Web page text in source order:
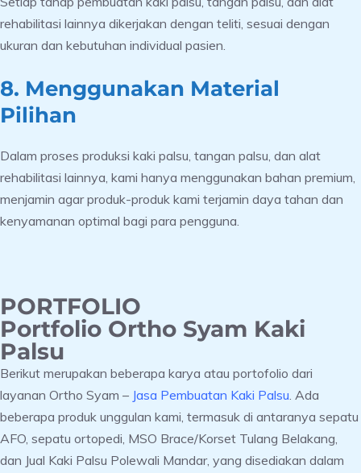
rehabilitasi lainnya dikerjakan dengan teliti, sesuai dengan
ukuran dan kebutuhan individual pasien.
8. Menggunakan Material
Pilihan
Dalam proses produksi kaki palsu, tangan palsu, dan alat
rehabilitasi lainnya, kami hanya menggunakan bahan premium,
menjamin agar produk-produk kami terjamin daya tahan dan
kenyamanan optimal bagi para pengguna.
PORTFOLIO
Portfolio Ortho Syam Kaki
Palsu
Berikut merupakan beberapa karya atau portofolio dari
layanan Ortho Syam – Jasa Pembuatan Kaki Palsu. Ada
beberapa produk unggulan kami, termasuk di antaranya sepatu
AFO, sepatu ortopedi, MSO Brace/Korset Tulang Belakang,
dan Jual Kaki Palsu Polewali Mandar, yang disediakan dalam